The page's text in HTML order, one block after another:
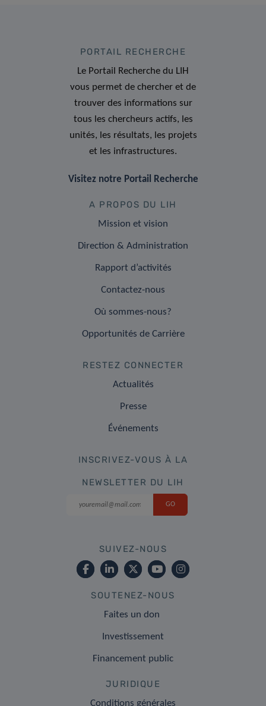
PORTAIL RECHERCHE
Le Portail Recherche du LIH
vous permet de chercher et de
trouver des informations sur
tous les chercheurs actifs, les
unités, les résultats, les projets
et les infrastructures.
Visitez notre Portail Recherche
A PROPOS DU LIH
Mission et vision
Direction & Administration
Rapport d’activités
Contactez-nous
Où sommes-nous?
Opportunités de Carrière
RESTEZ CONNECTER
Actualités
Presse
Événements
INSCRIVEZ-VOUS À LA
NEWSLETTER DU LIH
SUIVEZ-NOUS
SOUTENEZ-NOUS
Faites un don
Investissement
Financement public
JURIDIQUE
Conditions générales